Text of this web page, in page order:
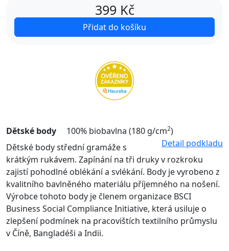
399 Kč
Přidat do košíku
Dětské body 100% biobavlna (180 g/cm2)
Detail podkladu
Dětské body střední gramáže s
krátkým rukávem. Zapínání na tři druky v rozkroku
zajistí pohodlné oblékání a svlékání. Body je vyrobeno z
kvalitního bavlněného materiálu příjemného na nošení.
Výrobce tohoto body je členem organizace BSCI
Business Social Compliance Initiative, která usiluje o
zlepšení podmínek na pracovištích textilního průmyslu
v Číně, Bangladéši a Indii.